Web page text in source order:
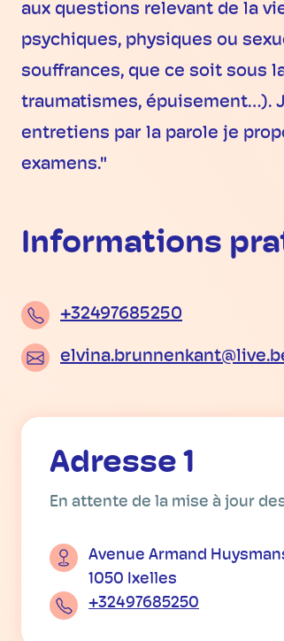
aux questions relevant de la
psychiques, physiques ou
souffrances, que ce soit sous
traumatismes, épuisement…).
entretiens par la parole je
examens."
Informations
+32497685250
Adresse 1
En attente de la mise à jour
Avenue Armand
1050 Ixelles
+32497685250